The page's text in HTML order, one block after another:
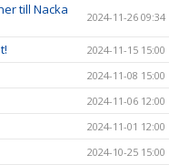
till Nacka
2024-11-26 09:34
2024-11-15 15:00
2024-11-08 15:00
2024-11-06 12:00
2024-11-01 12:00
2024-10-25 15:00